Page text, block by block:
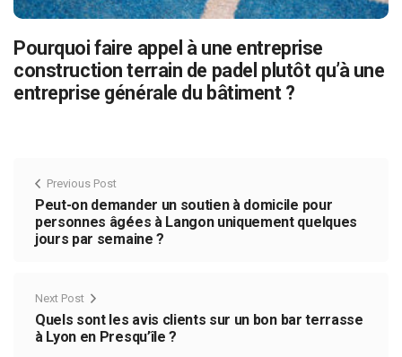
Pourquoi faire appel à une entreprise
construction terrain de padel plutôt qu’à une
entreprise générale du bâtiment ?
Previous Post
Peut-on demander un soutien à domicile pour
personnes âgées à Langon uniquement quelques
jours par semaine ?
Next Post
Quels sont les avis clients sur un bon bar terrasse
à Lyon en Presqu’île ?